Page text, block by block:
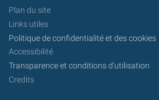
Plan du site
Links utiles
Politique de confidentialité et des cookies
Accessibilité
Transparence et conditions d'utilisation
Credits